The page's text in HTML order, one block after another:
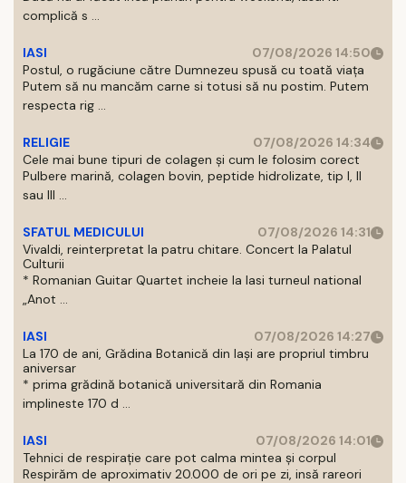
complică s ...
IASI
07/08/2026 14:50
Postul, o rugăciune către Dumnezeu spusă cu toată viața
Putem să nu mancăm carne si totusi să nu postim. Putem
respecta rig ...
RELIGIE
07/08/2026 14:34
Cele mai bune tipuri de colagen și cum le folosim corect
Pulbere marină, colagen bovin, peptide hidrolizate, tip I, II
sau III ...
SFATUL MEDICULUI
07/08/2026 14:31
Vivaldi, reinterpretat la patru chitare. Concert la Palatul
Culturii
* Romanian Guitar Quartet incheie la Iasi turneul national
„Anot ...
IASI
07/08/2026 14:27
La 170 de ani, Grădina Botanică din Iași are propriul timbru
aniversar
* prima grădină botanică universitară din Romania
implineste 170 d ...
IASI
07/08/2026 14:01
Tehnici de respirație care pot calma mintea și corpul
Respirăm de aproximativ 20.000 de ori pe zi, insă rareori